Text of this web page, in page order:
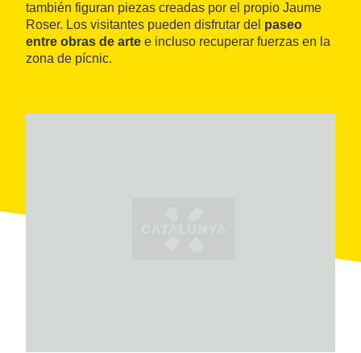
también figuran piezas creadas por el propio Jaume
Roser. Los visitantes pueden disfrutar del paseo
entre obras de arte e incluso recuperar fuerzas en la
zona de pícnic.